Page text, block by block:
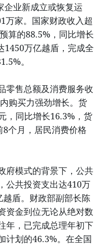
企业新成立或恢复运
万家。国家财政收入超
算的88.5%，同比增长
1450万亿越盾，完成全
。
零售总额及消费服务收
购买力强劲增长。货
，同比增长16.3%，货
个月，居民消费价格
府模式的背景下，公共
公共投资支出达410万
盾。财政部副部长陈
资金到位无论从绝对数
年，已完成总理年初下
计划的46.3%。在全国